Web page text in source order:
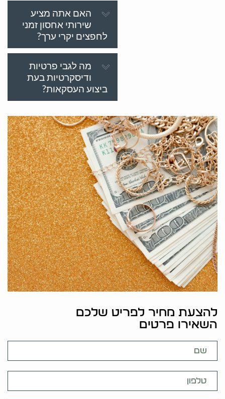
האם אתה מציע
שירותי אחסון זמני
לחפצים יקרי ערך?
מה לגבי פרטיות
ודיסקרטיות בעת
ביצוע העסקאות?
להצעת מחיר לפריט שלכם
השאירו פרטים